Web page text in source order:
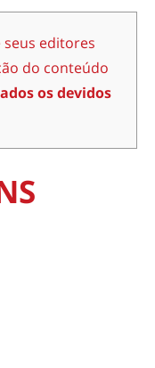
editores
do conteúdo
os devidos